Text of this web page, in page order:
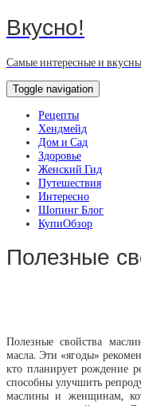
Вкусно!
Самые интересные и
Toggle navigation
Рецепты
Хендмейд
Дом и Сад
Здоровье
Женский Гид
Путешествия
Интересно
Шопинг Блог
КупиОбзор
Полезные
Полезные свойства
масла. Эти «ягоды»
кто планирует рождение
способны улучшить
маслины и женщинам,